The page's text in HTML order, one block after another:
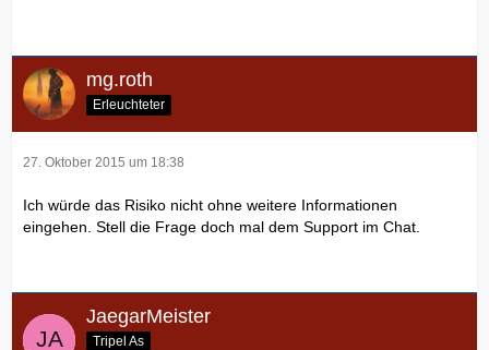
mg.roth
Erleuchteter
27. Oktober 2015 um 18:38
Ich würde das Risiko nicht ohne weitere Informationen
eingehen. Stell die Frage doch mal dem Support im Chat.
JaegarMeister
Tripel As